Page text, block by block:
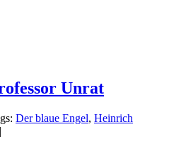
Unrat
Der blaue Engel, Heinrich
|